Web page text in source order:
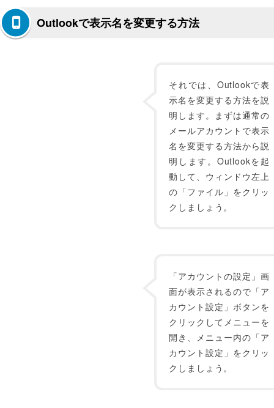
Outlookで表示名を変更する方法
それでは、Outlookで表
示名を変更する方法を説
明します。まずは通常の
メールアカウントで表示
名を変更する方法から説
明します。Outlookを起
動して、ウィンドウ左上
の「ファイル」をクリッ
クしましょう。
「アカウントの設定」画
面が表示されるので「ア
カウント設定」ボタンを
クリックしてメニューを
開き、メニュー内の「ア
カウント設定」をクリッ
クしましょう。